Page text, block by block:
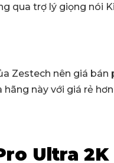
qua trợ lý giọng nói
Zestech nên giá
này với giá rẻ
Ultra 2K